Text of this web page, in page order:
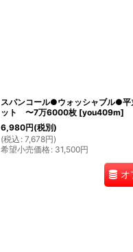
スパンコール●ウォッシャブル●
ット 〜7万6000枚 [you409m]
6,980円(税別)
(税込 : 7,678円)
希望小売価格: 31,500円
オ